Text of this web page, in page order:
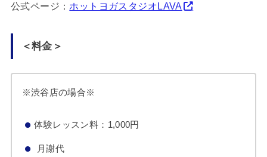
公式ページ： ホットヨガスタジオLAVA
＜料金＞
※渋谷店の場合※
体験レッスン料：1,000円
月謝代